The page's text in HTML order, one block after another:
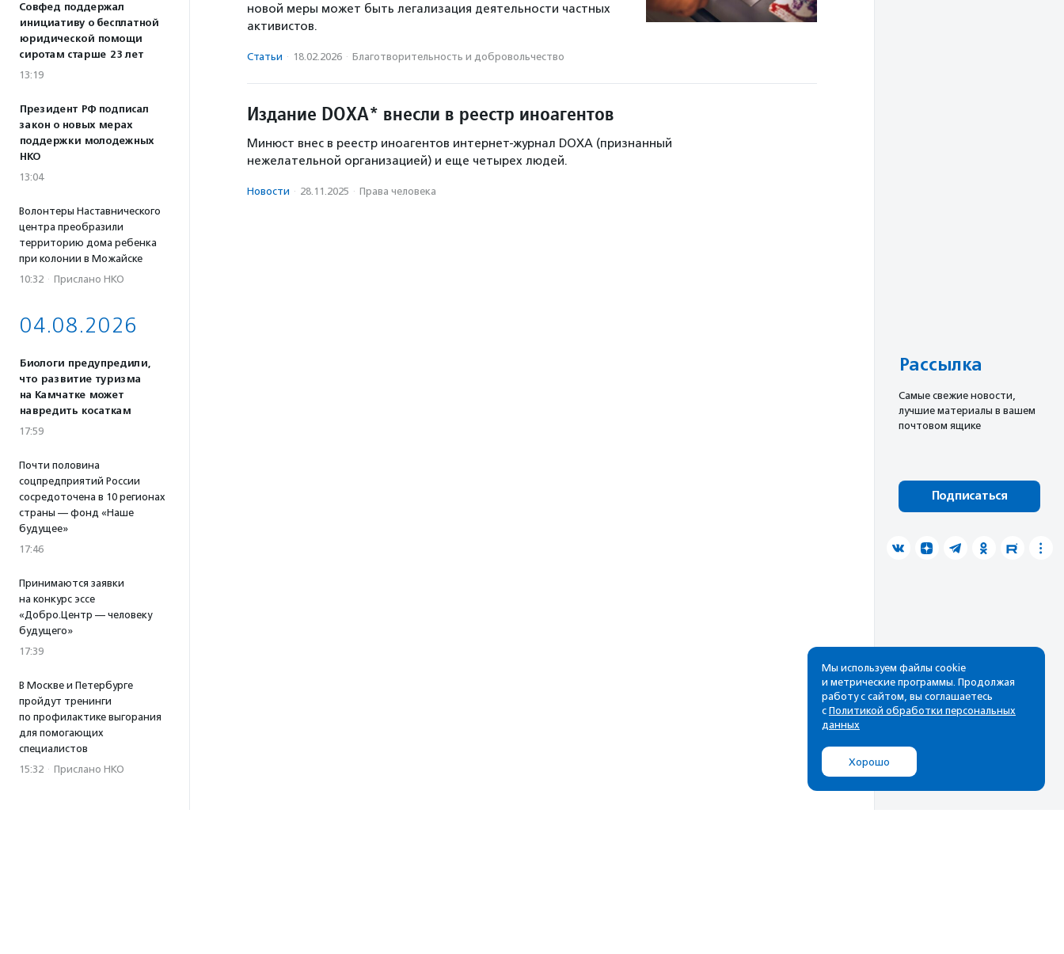
Совфед поддержал
инициативу о бесплатной
юридической помощи
сиротам старше 23 лет
13:19
Президент РФ подписал
закон о новых мерах
поддержки молодежных
НКО
13:04
Волонтеры Наставнического
центра преобразили
территорию дома ребенка
при колонии в Можайске
10:32 · Прислано НКО
04.08.2026
Биологи предупредили,
что развитие туризма
на Камчатке может
навредить косаткам
17:59
Почти половина
соцпредприятий России
сосредоточена в 10 регионах
страны — фонд «Наше
будущее»
17:46
Принимаются заявки
на конкурс эссе
«Добро.Центр — человеку
будущего»
17:39
В Москве и Петербурге
пройдут тренинги
по профилактике выгорания
для помогающих
специалистов
15:32 · Прислано НКО
новой меры может быть легализация деятельности частных
активистов.
Статьи · 18.02.2026 · Благотвори­тель­ность и доброволь­чест­во
Издание DOXA* внесли в реестр иноагентов
Минюст внес в реестр иноагентов интернет-журнал DOXA (признанный
нежелательной организацией) и еще четырех людей.
Новости · 28.11.2025 · Права человека
Рассылка
Cамые свежие новости,
лучшие материалы в вашем
почтовом ящике
Подписаться
Мы используем файлы cookie
и метрические программы. Продолжая
работу с сайтом, вы соглашаетесь
с Политикой обработки персональных
данных
Хорошо